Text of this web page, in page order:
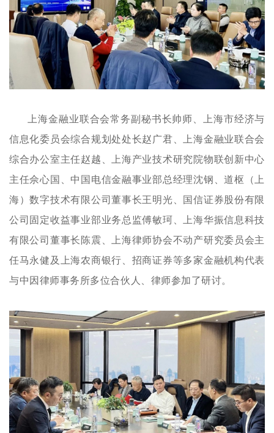
上海金融业联合会常务副秘书长帅师、上海市经济与
信息化委员会综合规划处处长赵广君、上海金融业联合会
综合办公室主任赵越、上海产业技术研究院物联创新中心
主任佘心国、中国电信金融事业部总经理沈钢、道枢（上
海）数字技术有限公司董事长王明光、国信证券股份有限
公司固定收益事业部业务总监傅敏珂、上海华振信息科技
有限公司董事长陈震、上海律师协会不动产研究委员会主
任马永健及上海农商银行、招商证券等多家金融机构代表
与中因律师事务所多位合伙人、律师参加了研讨。